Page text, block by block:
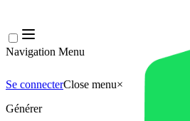
Navigation Menu
Se connecterClose menu×
Générer